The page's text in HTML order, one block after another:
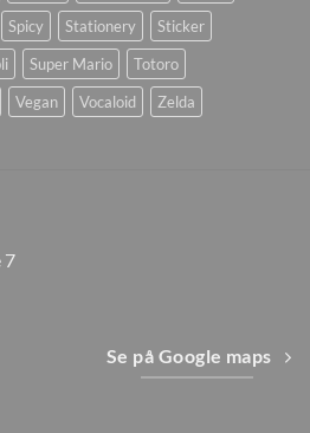
Spicy Stationery
Sticker
Super Mario
Totoro
Vegan Vocaloid Zelda
7
Se på Google maps